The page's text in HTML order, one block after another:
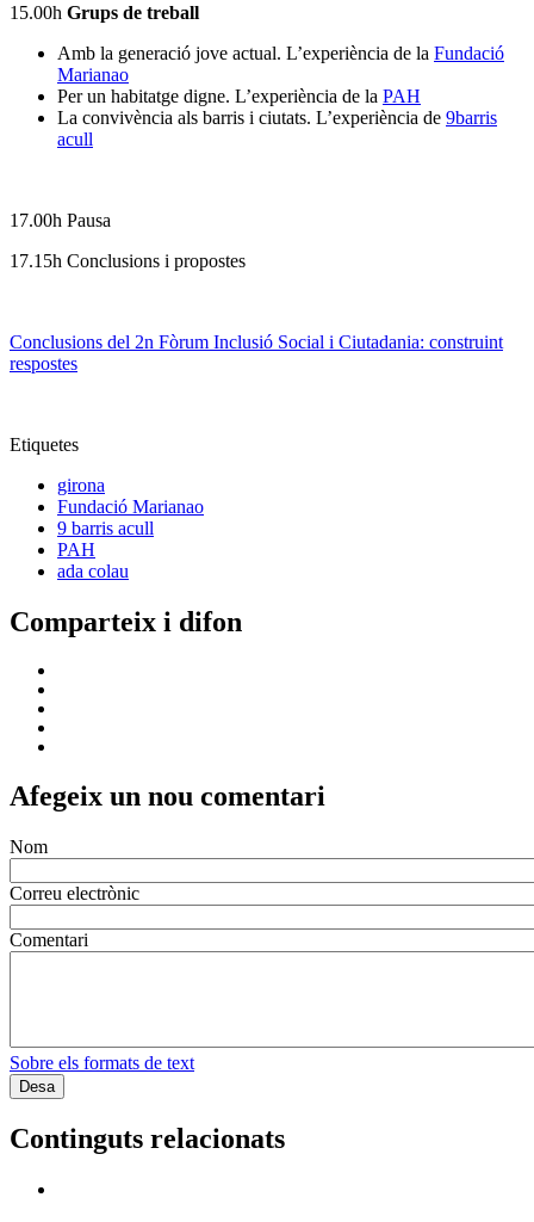
15.00h Grups de treball
Amb la generació jove actual. L’experiència de la Fundació
Marianao
Per un habitatge digne. L’experiència de la PAH
La convivència als barris i ciutats. L’experiència de 9barris
acull
17.00h Pausa
17.15h Conclusions i propostes
Conclusions del 2n Fòrum Inclusió Social i Ciutadania: construint
respostes
Etiquetes
girona
Fundació Marianao
9 barris acull
PAH
ada colau
Comparteix i difon
Afegeix un nou comentari
Nom
Correu electrònic
Comentari
Sobre els formats de text
Continguts relacionats